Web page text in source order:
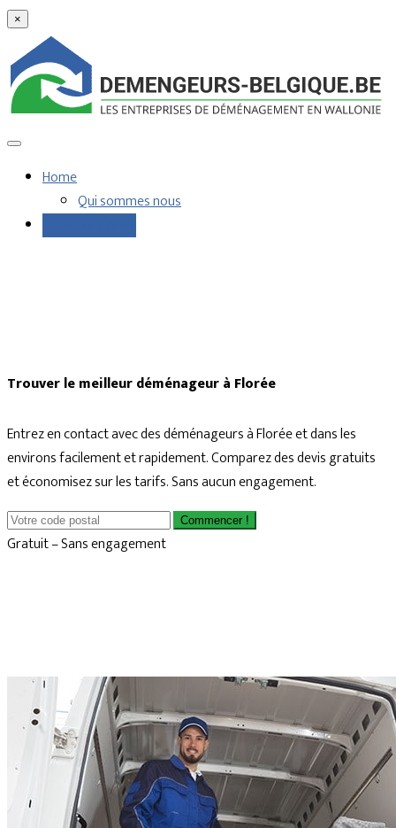
×
Home
Qui sommes nous
Trouver le meilleur déménageur à Florée
Entrez en contact avec des déménageurs à Florée et dans les
environs facilement et rapidement. Comparez des devis gratuits
et économisez sur les tarifs. Sans aucun engagement.
Commencer !
Gratuit – Sans engagement